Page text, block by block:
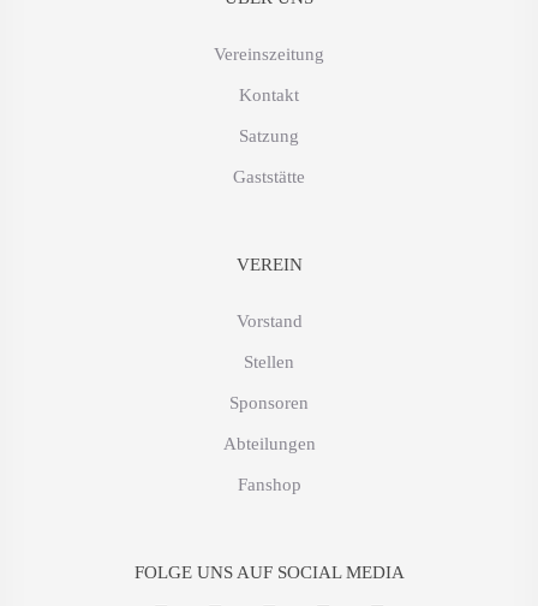
Vereinszeitung
Kontakt
Satzung
Gaststätte
VEREIN
Vorstand
Stellen
Sponsoren
Abteilungen
Fanshop
FOLGE UNS AUF SOCIAL MEDIA